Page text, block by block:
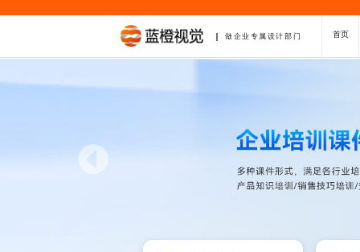
做企业专属设计部门 首页